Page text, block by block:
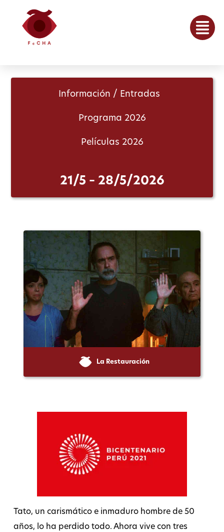
Información / Entradas
Programa 2026
Películas 2026
21/5 – 28/5/2026
La Restauración
Tato, un carismático e inmaduro hombre de 50
años, lo ha perdido todo. Ahora vive con tres